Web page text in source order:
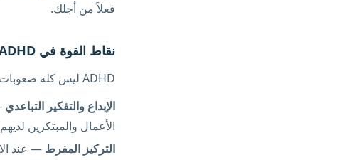
فعلاً من أجلك.
نقاط القوة في ADHD
ADHD ليس كله صعوبات. البنية العصبية ذاتها التي تخلق التحديات تُنتج أيضاً نقاط قوة حقيقية:
الإبداع والتفكير التباعدي
الأعمال والمبتكرين لديهم ADHD.
التركيز المفرط